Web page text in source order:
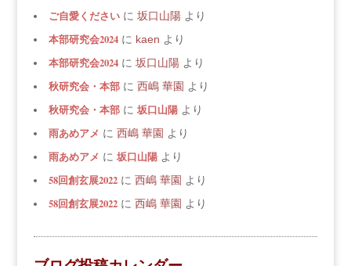
ご自愛くださいに 坂口山陽より
本部研究会2024に kaen より
本部研究会2024に 坂口山陽より
秋研究会・本部に 西嶋 華園 より
秋研究会・本部に 坂口山陽より
雨あめアメ に 西嶋 華園 より
雨あめアメ に 坂口山陽より
58回創玄展2022に 西嶋 華園 より
58回創玄展2022に 西嶋 華園 より